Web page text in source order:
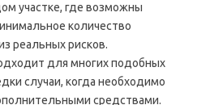
участке, где возможны
количество
реальных рисков.
для многих подобных
случаи, когда необходимо
средствами.